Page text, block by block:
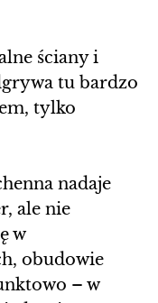
ściany i
tu bardzo
tylko
nadaje
ale nie
w
obudowie
– w